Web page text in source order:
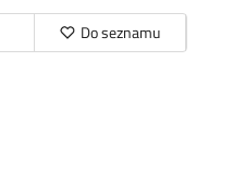
Do seznamu